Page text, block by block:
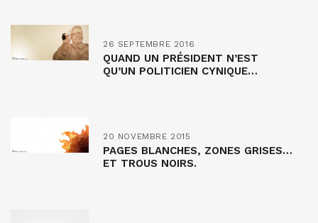
26 SEPTEMBRE 2016
QUAND UN PRÉSIDENT N’EST
QU’UN POLITICIEN CYNIQUE…
20 NOVEMBRE 2015
PAGES BLANCHES, ZONES GRISES…
ET TROUS NOIRS.